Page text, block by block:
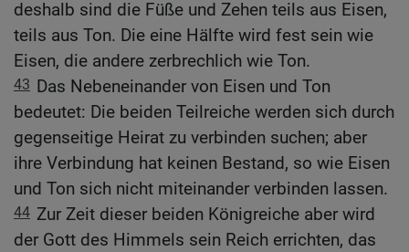
deshalb sind die Füße und Zehen teils aus Eisen,
teils aus Ton. Die eine Hälfte wird fest sein wie
Eisen, die andere zerbrechlich wie Ton.
43 Das Nebeneinander von Eisen und Ton
bedeutet: Die beiden Teilreiche werden sich durch
gegenseitige Heirat zu verbinden suchen; aber
ihre Verbindung hat keinen Bestand, so wie Eisen
und Ton sich nicht miteinander verbinden lassen.
44 Zur Zeit dieser beiden Königreiche aber wird
der Gott des Himmels sein Reich errichten, das